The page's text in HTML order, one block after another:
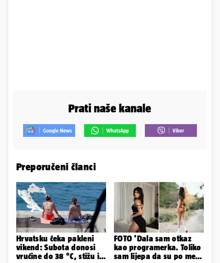
Prati naše kanale
Preporučeni članci
Hrvatsku čeka pakleni
vikend: Subota donosi
vrućine do 38 °C, stižu i
FOTO 'Dala sam otkaz
kao programerka. Toliko
sam lijepa da su po meni